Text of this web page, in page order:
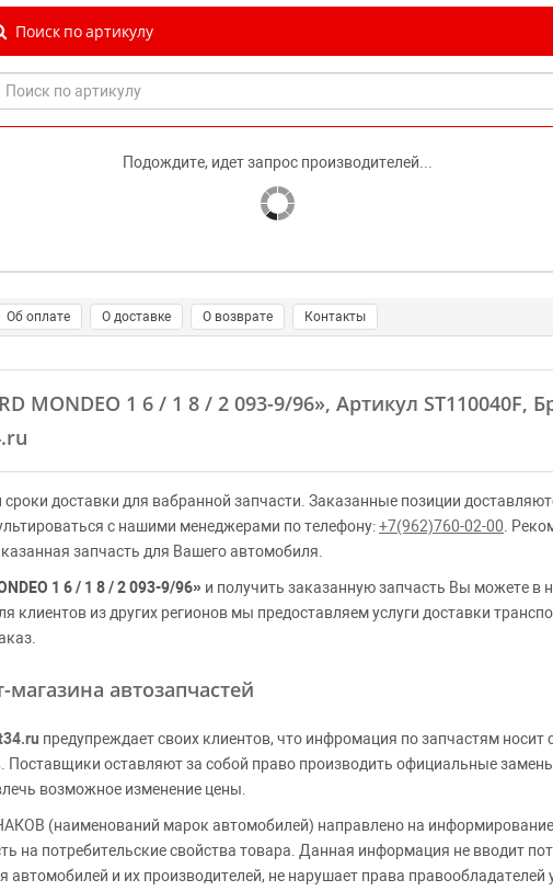
Поиск по артикулу
Подождите, идет запрос производителей...
Об оплате О доставке О возврате Контакты
MONDEO 1 6 / 1 8 / 2 093-9/96», Артикул ST110040F,
доставки для вабранной запчасти. Заказанные позиции
с нашими менеджерами по телефону:+7(962)760-02-00 .
запчасть для Вашего автомобиля.
1 6 / 1 8 / 2 093-9/96» и получить заказанную запчасть Вы можете в
клиентов из других регионов мы предоставляем услуги доставки
автозапчастей
предупреждает своих клиентов, что инфромация по запчастям
Поставщики оставляют за собой право производить официальные
возможное изменение цены.
(наименований марок автомобилей) направлено на информирование
на потребительские свойства товара. Данная информация не вводит
и их производителей, не нарушает права